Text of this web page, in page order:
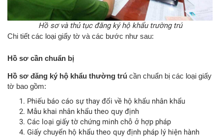
Hồ sơ và thủ tục đăng ký hộ khẩu trường trú
Chi tiết các loại giấy tờ và các bước như sau:
Hồ sơ cần chuẩn bị
Hồ sơ đăng ký hộ khẩu thường trú cần chuẩn bị các loại giấy
tờ bao gồm:
Phiếu báo cáo sự thay đổi về hộ khẩu nhân khẩu
Mẫu khai nhân khẩu theo quy định
Các loại giấy tờ chứng minh chỗ ở hợp pháp
Giấy chuyển hộ khẩu theo quy định pháp lý hiện hành